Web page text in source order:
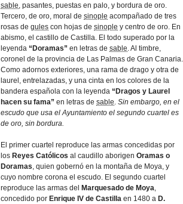
sable, pasantes, puestas en palo, y bordura de oro.
Tercero, de oro, moral de sinople acompañado de tres
rosas de gules con hojas de sinople y centro de oro. En
abismo, el castillo de Castilla. El todo superado por la
leyenda “Doramas” en letras de sable. Al timbre,
coronel de la provincia de Las Palmas de Gran Canaria.
Como adornos exteriores, una rama de drago y otra de
laurel, entrelazadas, y una cinta en los colores de la
bandera española con la leyenda “Dragos y Laurel
hacen su fama” en letras de sable. Sin embargo, en el
escudo que usa el Ayuntamiento el segundo cuartel es
de oro, sin bordura.
El primer cuartel reproduce las armas concedidas por
los Reyes Católicos al caudillo aborigen Oramas o
Doramas, quien gobernó en la montaña de Moya, y
cuyo nombre corona el escudo. El segundo cuartel
reproduce las armas del
Marquesado de Moya,
concedido por Enrique IV de Castilla en 1480 a D.